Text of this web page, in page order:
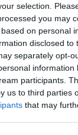
selection.
you may
on personal
disclosed to
separately opt-
information
participants.
us to third parties
that may